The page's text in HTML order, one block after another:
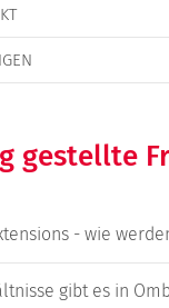
gestellte
- wie
gibt es in